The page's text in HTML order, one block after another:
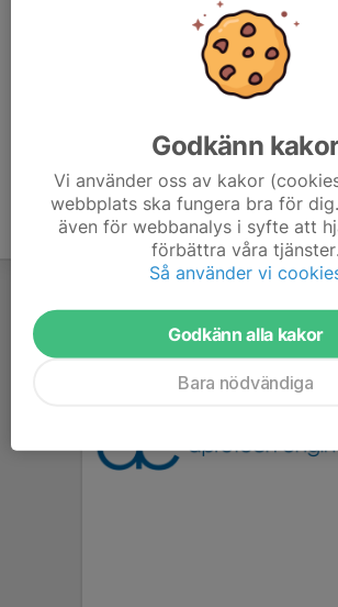
Godkänn
Vi använder oss av kakor
webbplats ska fungera bra för
även för webbanalys i syfte att
förbättra våra tjänster.
Så använder vi
Godkänn alla kakor
Bara nödvändiga